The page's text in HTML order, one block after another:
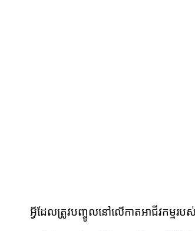
អ្វីដែលត្រូវបញ្ចូលនៅលើកាតអាជីវកម្មរបស់